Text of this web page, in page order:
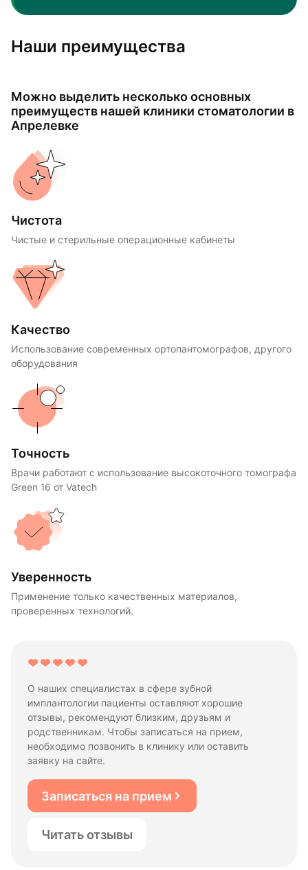
Наши преимущества
Можно выделить несколько основных
преимуществ нашей клиники стоматологии в
Апрелевке
Чистота
Чистые и стерильные операционные кабинеты
Качество
Использование современных ортопантомографов, другого
оборудования
Точность
Врачи работают с использование высокоточного томографа
Green 16 от Vatech
Уверенность
Применение только качественных материалов,
проверенных технологий.
О наших специалистах в сфере зубной
имплантологии пациенты оставляют хорошие
отзывы, рекомендуют близким, друзьям и
родственникам. Чтобы записаться на прием,
необходимо позвонить в клинику или оставить
заявку на сайте.
Записаться на прием
Читать отзывы